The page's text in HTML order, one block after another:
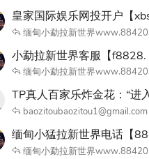
皇家国际娱乐网投开户【
缅甸小勐拉新世界
小勐拉新世界客服【
缅甸小勐拉新世界
TP真人百家乐炸金花：“进
baozitoubaozitou1@gmail.com
缅甸小猛拉新世界电话【
缅甸小勐拉新世界